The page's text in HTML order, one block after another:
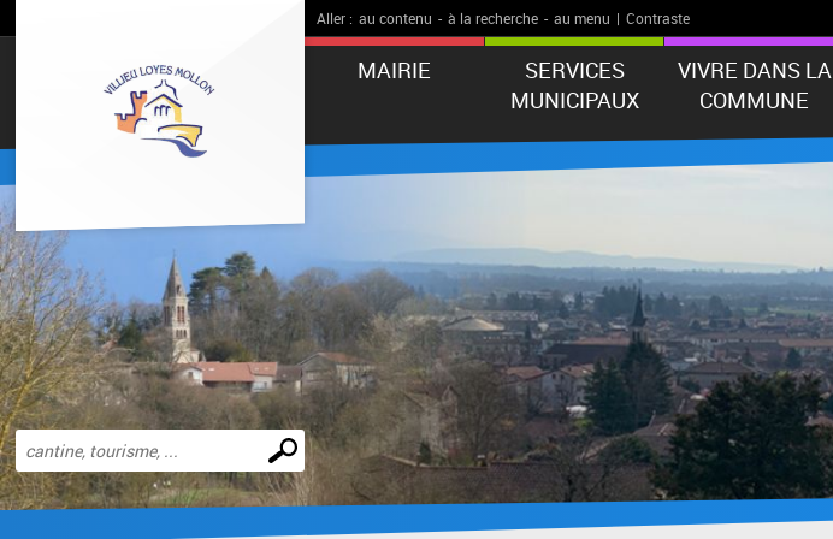
Aller : au contenu - à la recherche - au menu | Contraste
MAIRIE
SERVICES
MUNICIPAUX
VIVRE DANS LA
COMMUNE
Effectuer
une
recherche